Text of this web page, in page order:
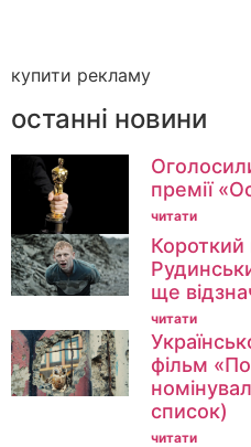
купити рекламу
останні новини
премії
читати
ще
читати
фільм
список)
читати